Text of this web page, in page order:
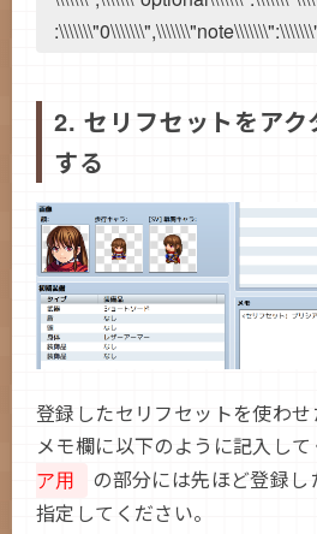
2. セリフセットをアク
する
登録したセリフセットを使わ
メモ欄に以下のように記入して
ア用
の部分には先ほど登録
指定してください。